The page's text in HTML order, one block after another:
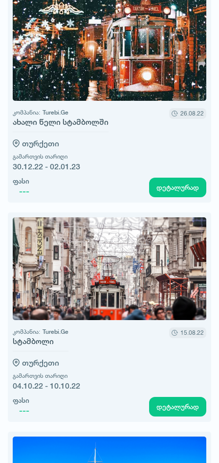
კომპანია: Turebi.Ge
ახალი წელი სტამბოლში
26.08.22
თურქეთი
გამართვის თარიღი
30.12.22 - 02.01.23
ფასი
--- დეტალურად
კომპანია: Turebi.Ge
სტამბოლი
15.08.22
თურქეთი
გამართვის თარიღი
04.10.22 - 10.10.22
ფასი
--- დეტალურად